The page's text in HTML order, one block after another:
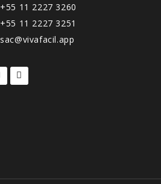
+55 11 2227 3260
+55 11 2227 3251
sac@vivafacil.app